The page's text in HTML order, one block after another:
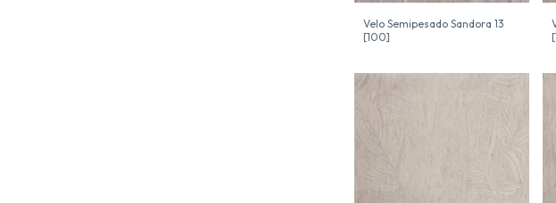
Velo Semipesado Sandora 13
[100]